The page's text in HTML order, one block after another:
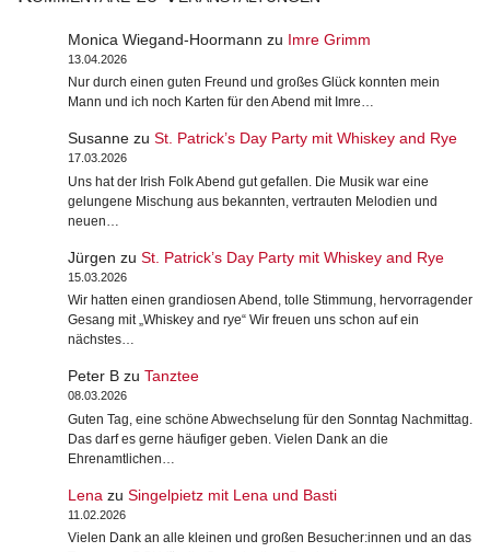
Monica Wiegand-Hoormann zu Imre Grimm
13.04.2026
Nur durch einen guten Freund und großes Glück konnten mein
Mann und ich noch Karten für den Abend mit Imre…
Susannezu St. Patrick’s Day Party mit Whiskey and Rye
17.03.2026
Uns hat der Irish Folk Abend gut gefallen. Die Musik war eine
gelungene Mischung aus bekannten, vertrauten Melodien und
neuen…
Jürgen zu St. Patrick’s Day Party mit Whiskey and Rye
15.03.2026
Wir hatten einen grandiosen Abend, tolle Stimmung, hervorragender
Gesang mit „Whiskey and rye“ Wir freuen uns schon auf ein
nächstes…
Peter Bzu Tanztee
08.03.2026
Guten Tag, eine schöne Abwechselung für den Sonntag Nachmittag.
Das darf es gerne häufiger geben. Vielen Dank an die
Ehrenamtlichen…
Lena zu Singelpietz mit Lena und Basti
11.02.2026
Vielen Dank an alle kleinen und großen Besucher:innen und an das